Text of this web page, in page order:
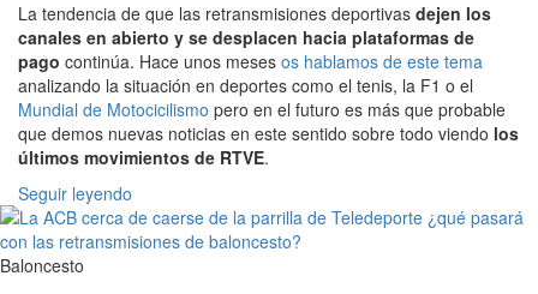
La tendencia de que las retransmisiones deportivas dejen los
canales en abierto y se desplacen hacia plataformas de
pago continúa. Hace unos meses os hablamos de este tema
analizando la situación en deportes como el tenis, la F1 o el
Mundial de Motocicilismo pero en el futuro es más que probable
que demos nuevas noticias en este sentido sobre todo viendo los
últimos movimientos de RTVE.
Seguir leyendo
Baloncesto